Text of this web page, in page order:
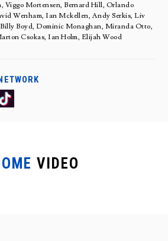
Viggo Mortensen, Bernard Hill, Orlando
Wenham, Ian Mckellen, Andy Serkis, Liv
Boyd, Dominic Monaghan, Miranda Otto,
Csokas, Ian Holm, Elijah Wood
VIDEO